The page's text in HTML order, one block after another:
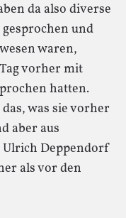
da also diverse
und
waren,
vorher mit
hatten.
was sie vorher
aber aus
Deppendorf
als vor den